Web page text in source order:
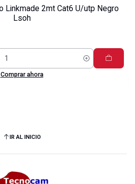
Linkmade 2mt Cat6 U/utp Negro
Lsoh
Comprar ahora
IR AL INICIO